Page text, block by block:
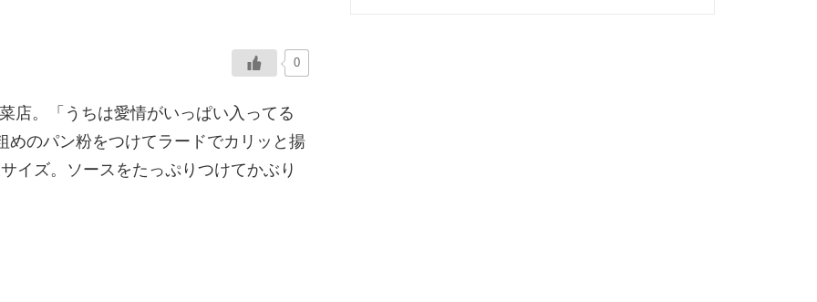
0
店。「うちは愛情がいっぱい入ってる
のパン粉をつけてラードでカリッと揚
イズ。ソースをたっぷりつけてかぶり